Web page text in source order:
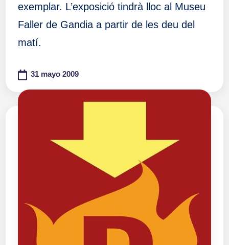
exemplar. L’exposició tindrà lloc al Museu
Faller de Gandia a partir de les deu del
matí.
31 mayo 2009